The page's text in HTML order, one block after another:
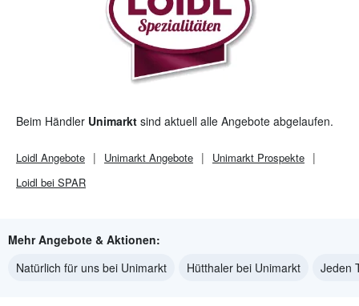
Beim Händler Unimarkt sind aktuell alle Angebote abgelaufen.
Loidl Angebote Unimarkt Angebote Unimarkt Prospekte
Loidl bei SPAR
Mehr Angebote & Aktionen:
Natürlich für uns bei Unimarkt
Hütthaler bei Unimarkt Jeden